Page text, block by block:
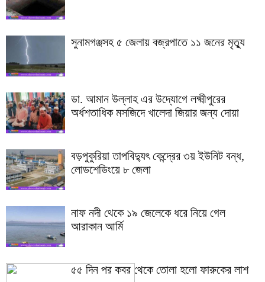
সুনামগঞ্জসহ ৫ জেলায় বজ্রপাতে ১১ জনের মৃত্যু
ডা. আমান উল্লাহ এর উদ্যোগে লক্ষ্মীপুরের
অর্ধশতাধিক মসজিদে খালেদা জিয়ার জন্য দোয়া
বড়পুকুরিয়া তাপবিদ্যুৎ কেন্দ্রের ৩য় ইউনিট বন্ধ,
লোডশেডিংয়ে ৮ জেলা
নাফ নদী থেকে ১৯ জেলেকে ধরে নিয়ে গেল
আরাকান আর্মি
৫৫ দিন পর কবর থেকে তোলা হলো ফারুকের লাশ